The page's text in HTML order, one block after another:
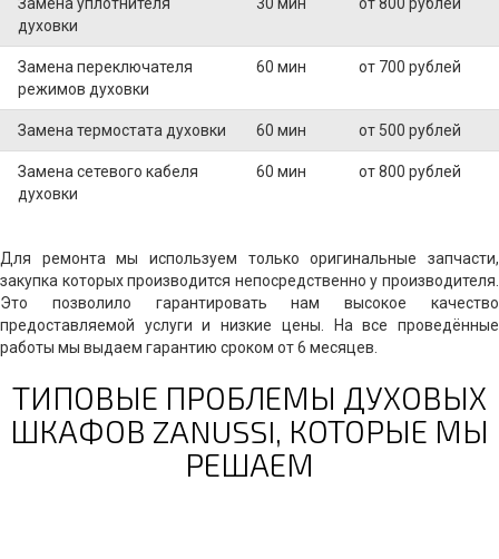
духовки
Замена переключателя
режимов духовки
60 мин от 700 рублей
Замена термостата духовки 60 мин от 500 рублей
Замена сетевого кабеля
духовки
60 мин от 800 рублей
Для ремонта мы используем только оригинальные запчасти,
закупка которых производится непосредственно у производителя.
Это позволило гарантировать нам высокое качество
предоставляемой услуги и низкие цены. На все проведённые
работы мы выдаем гарантию сроком от 6 месяцев.
ТИПОВЫЕ ПРОБЛЕМЫ ДУХОВЫХ
ШКАФОВ ZANUSSI, КОТОРЫЕ МЫ
РЕШАЕМ